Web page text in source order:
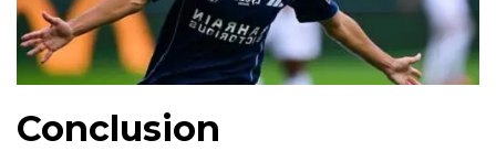
Conclusion